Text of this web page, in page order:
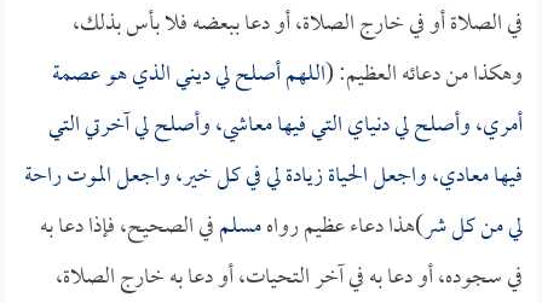
في الصلاة أو في خارج الصلاة، أو دعا ببعضه فلا بأس بذلك،
وهكذا من دعائه العظيم: (اللهم أصلح لي ديني الذي هو عصمة
أمري، وأصلح لي دنياي التي فيها معاشي، وأصلح لي آخرتي التي
فيها معادي، واجعل الحياة زيادة لي في كل خير، واجعل الموت راحة
لي من كل شر)هذا دعاء عظيم رواهمسلمفي الصحيح، فإذا دعا به
في سجوده، أو دعا به في آخر التحيات، أو دعا به خارج الصلاة،